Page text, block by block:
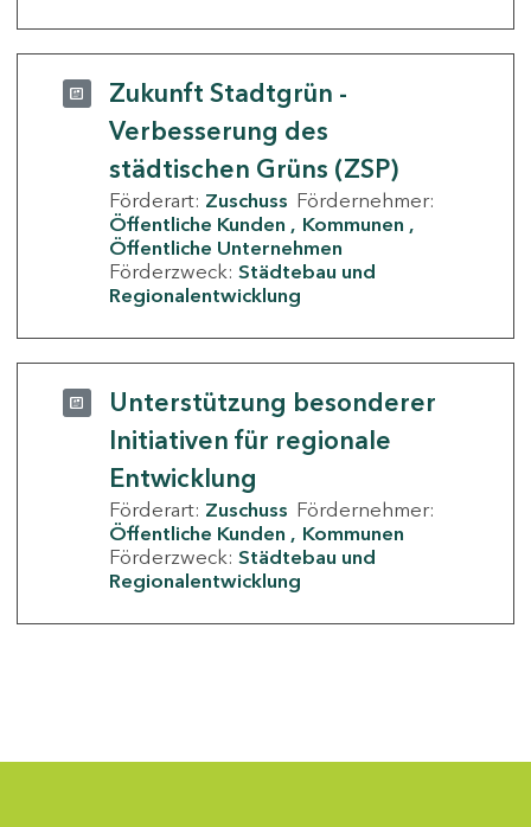
Zukunft Stadtgrün -
Verbesserung des
städtischen Grüns (ZSP)
Förderart: Zuschuss Fördernehmer:
Öffentliche Kunden
Kommunen
Öffentliche Unternehmen
Förderzweck: Städtebau und
Regionalentwicklung
Unterstützung besonderer
Initiativen für regionale
Entwicklung
Förderart: Zuschuss Fördernehmer:
Öffentliche Kunden
Kommunen
Förderzweck: Städtebau und
Regionalentwicklung